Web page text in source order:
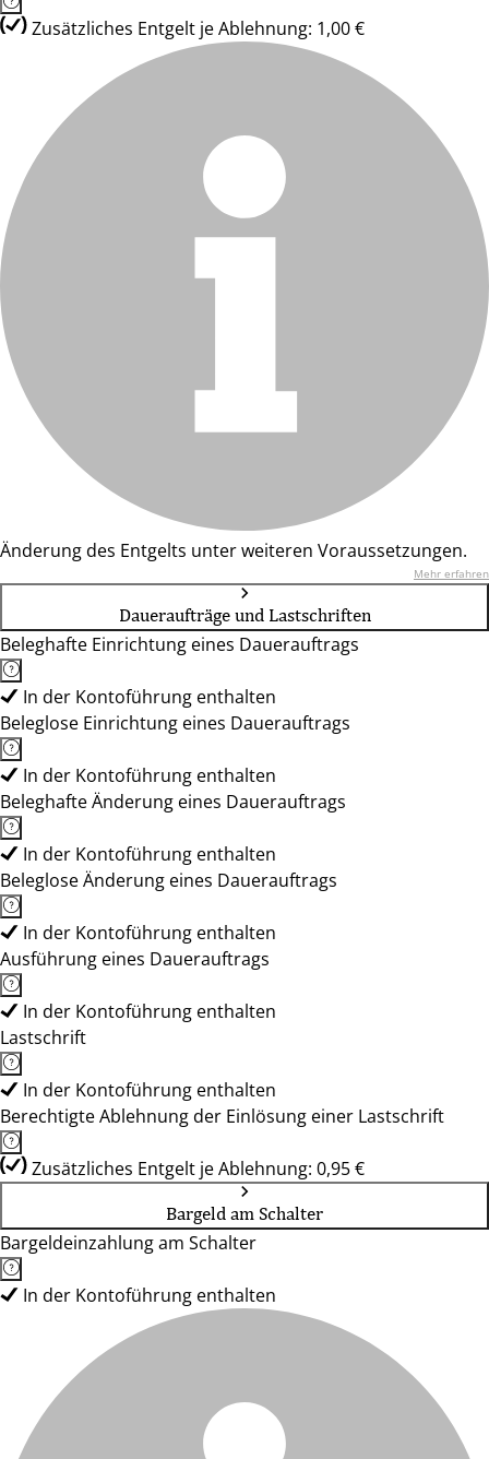
Zusätzliches Entgelt je Ablehnung: 1,00 €
Änderung des Entgelts unter weiteren Voraussetzungen.
Mehr erfahren
Daueraufträge und Lastschriften
Beleghafte Einrichtung eines Dauerauftrags
In der Kontoführung enthalten
Beleglose Einrichtung eines Dauerauftrags
In der Kontoführung enthalten
Beleghafte Änderung eines Dauerauftrags
In der Kontoführung enthalten
Beleglose Änderung eines Dauerauftrags
In der Kontoführung enthalten
Ausführung eines Dauerauftrags
In der Kontoführung enthalten
Lastschrift
In der Kontoführung enthalten
Berechtigte Ablehnung der Einlösung einer Lastschrift
Zusätzliches Entgelt je Ablehnung: 0,95 €
Bargeld am Schalter
Bargeldeinzahlung am Schalter
In der Kontoführung enthalten